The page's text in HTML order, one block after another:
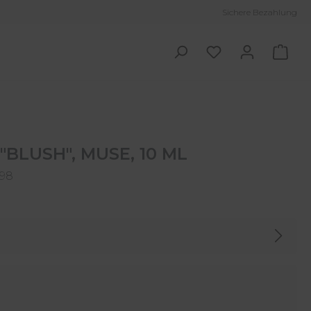
Sichere Bezahlung
MUSE, 10 ML